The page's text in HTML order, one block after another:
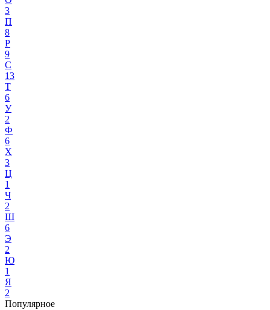
3
П
8
Р
9
С
13
Т
6
У
2
Ф
6
Х
3
Ц
1
Ч
2
Ш
6
Э
2
Ю
1
Я
2
Популярное